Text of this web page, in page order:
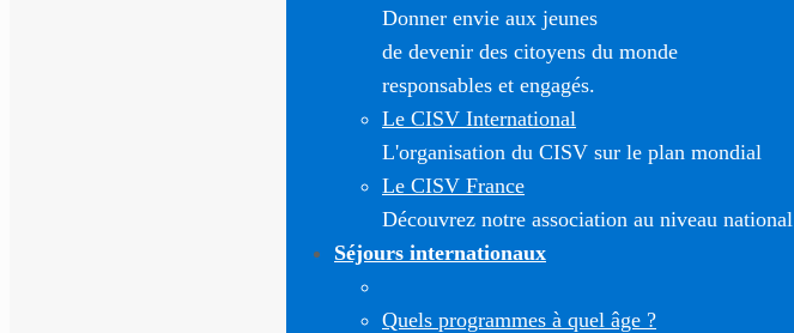
Donner envie aux jeunes
de devenir des citoyens du monde
responsables et engagés.
Le CISV International
L'organisation du CISV sur le plan mondial
Le CISV France
Découvrez notre association au niveau national
Séjours internationaux
Quels programmes à quel âge ?